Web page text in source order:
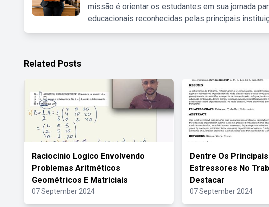
missão é orientar os estudantes em sua jornada
educacionais reconhecidas pelas principais
Related Posts
Raciocinio Logico Envolvendo
Problemas Aritméticos
Geométricos E Matriciais
07 September 2024
Dentre Os
Estressores No
Destacar
07 September 2024